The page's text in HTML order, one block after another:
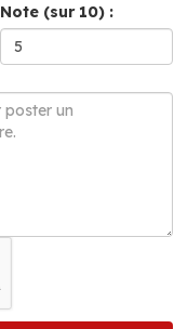
Note (sur 10) :